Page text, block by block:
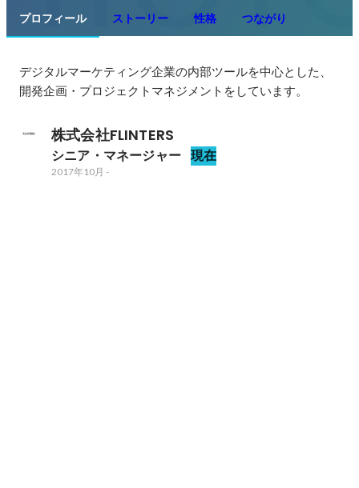
プロフィール ストーリー 性格 つながり
デジタルマーケティング企業の内部ツールを中心とした、
開発企画・プロジェクトマネジメントをしています。
株式会社FLINTERS
シニア・マネージャー 現在
2017年10月 -